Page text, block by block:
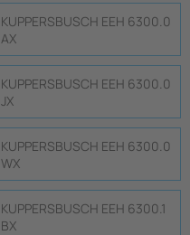
KUPPERSBUSCH EEH 6300.0
AX
KUPPERSBUSCH EEH 6300.0
JX
KUPPERSBUSCH EEH 6300.0
WX
KUPPERSBUSCH EEH 6300.1
BX